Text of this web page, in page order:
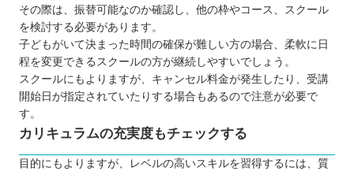
その際は、振替可能なのか確認し、他の枠やコース、スクール
を検討する必要があります。
子どもがいて決まった時間の確保が難しい方の場合、柔軟に日
程を変更できるスクールの方が継続しやすいでしょう。
スクールにもよりますが、キャンセル料金が発生したり、受講
開始日が指定されていたりする場合もあるので注意が必要で
す。
カリキュラムの充実度もチェックする
目的にもよりますが、レベルの高いスキルを習得するには、質